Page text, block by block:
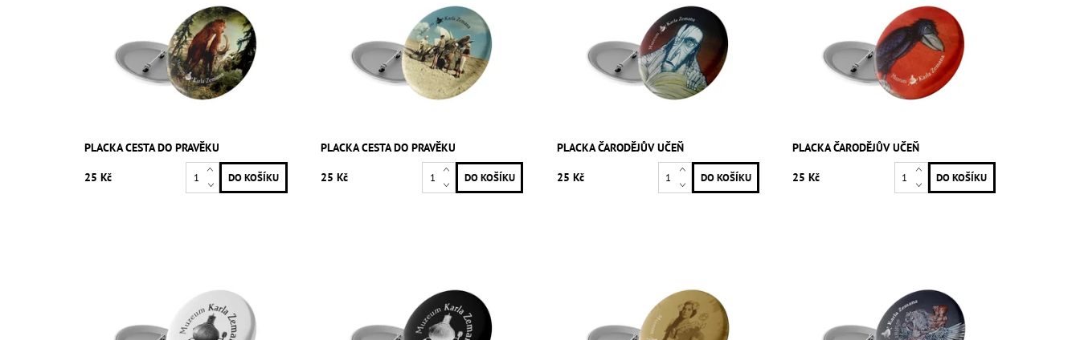
PLACKA CESTA DO PRAVĚKU
25 Kč
PLACKA CESTA DO PRAVĚKU
25 Kč
PLACKA ČARODĚJŮV UČEŇ
25 Kč
PLACKA ČARODĚJŮV UČEŇ
25 Kč